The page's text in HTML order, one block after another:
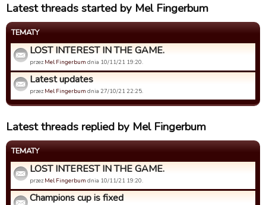
Latest threads started by Mel Fingerbum
TEMATY
LOST INTEREST IN THE GAME.
przez Mel Fingerbum dnia 10/11/21 19:20.
Latest updates
przez Mel Fingerbum dnia 27/10/21 22:25.
Latest threads replied by Mel Fingerbum
TEMATY
LOST INTEREST IN THE GAME.
przez Mel Fingerbum dnia 10/11/21 19:20.
Champions cup is fixed